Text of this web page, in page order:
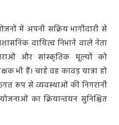
में अपनी सक्रिय भागीदारी से
दायित्व निभाने वाले नेता
और सांस्कृतिक मूल्यों को
भी हैं। चाहे वह कावड़ यात्रा हो
रूप से व्यवस्थाओं की निगरानी
का क्रियान्वयन सुनिश्चित